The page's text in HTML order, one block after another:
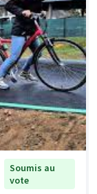
Soumis au
vote